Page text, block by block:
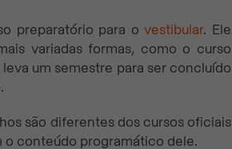
preparatório para ovestibular. Ele
variadas formas, como o curso
um semestre para ser concluído
são diferentes dos cursos oficiais
o conteúdo programático dele.